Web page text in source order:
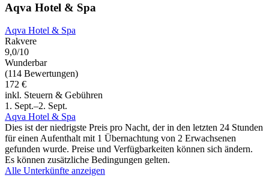
Aqva Hotel & Spa
Aqva Hotel & Spa
Rakvere
9,0/10
Wunderbar
(114 Bewertungen)
172 €
inkl. Steuern & Gebühren
1. Sept.–2. Sept.
Aqva Hotel & Spa
Dies ist der niedrigste Preis pro Nacht, der in den letzten 24 Stunden
für einen Aufenthalt mit 1 Übernachtung von 2 Erwachsenen
gefunden wurde. Preise und Verfügbarkeiten können sich ändern.
Es können zusätzliche Bedingungen gelten.
Alle Unterkünfte anzeigen